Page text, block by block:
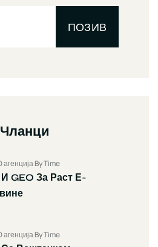
ПОЗИВ
GEO За Раст Е-
агенција By Time
агенција By Time